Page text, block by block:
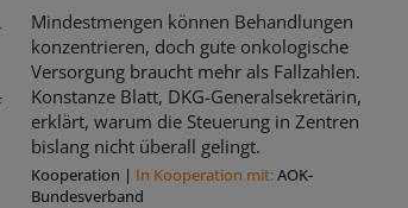
Mindestmengen können Behandlungen
konzentrieren, doch gute onkologische
Versorgung braucht mehr als Fallzahlen.
Konstanze Blatt, DKG-Generalsekretärin,
erklärt, warum die Steuerung in Zentren
bislang nicht überall gelingt.
Kooperation | In Kooperation mit:AOK-
Bundesverband